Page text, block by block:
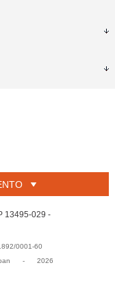
13495-029 -
0001-60
- 2026